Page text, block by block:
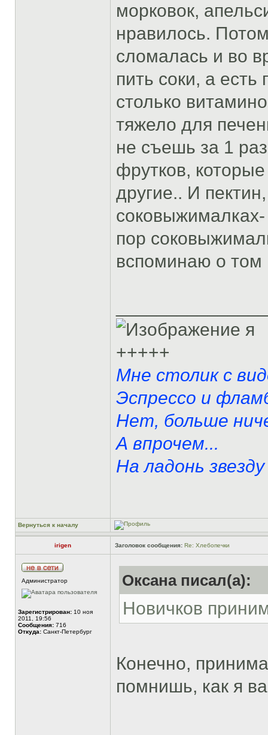
морковок,
нравилось.
сломалась и во
пить соки, а
столько
тяжело для
не съешь за 1
фрутков,
другие.. И
пор
вспоминаю о том
я
+++++
Мне столик с
Эспрессо и
Нет, больше
А впрочем...
На ладонь
Вернуться к началу
irigen Заголовок сообщения: Re: Хлебопечки
Администратор
Зарегистрирован: 10 ноя
2011, 19:56
Сообщения: 716
Откуда: Санкт-Петербург
Оксана писал(а):
Новичков
Конечно,
помнишь, как я